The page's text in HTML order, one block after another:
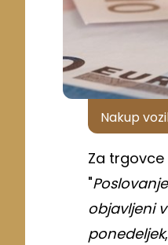
Nakup
Za
"
objavljeni
ponedeljek